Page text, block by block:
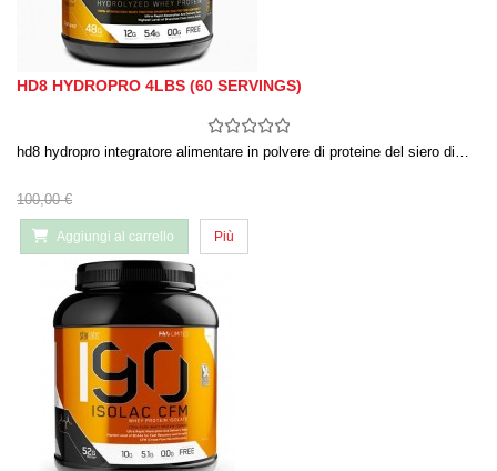
HD8 HYDROPRO 4LBS (60 SERVINGS)
hd8 hydropro integratore alimentare in polvere di proteine del siero di…
100,00 €
Aggiungi al carrello Più